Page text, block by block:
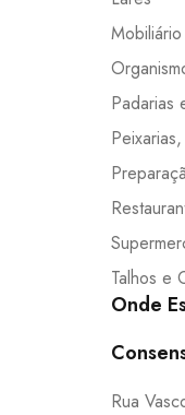
Mobiliário
Padarias
Talhos e
Onde
Rua